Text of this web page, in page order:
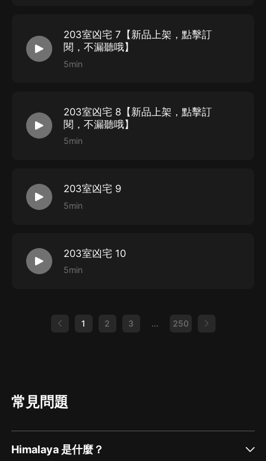
203室凶宅 7【新品上架，點擊訂
閱，不漏聽哦】
5min
203室凶宅 8【新品上架，點擊訂
閱，不漏聽哦】
5min
203室凶宅 9
5min
203室凶宅 10
5min
1 2 3 ... 250
常見問題
Himalaya 是什麼？